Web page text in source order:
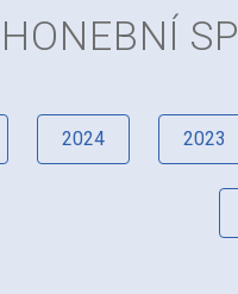
HONEBNÍ
2024 2023